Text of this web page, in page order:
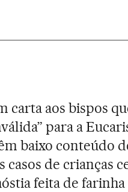
carta aos bispos
para a
baixo conteúdo
de crianças
feita de